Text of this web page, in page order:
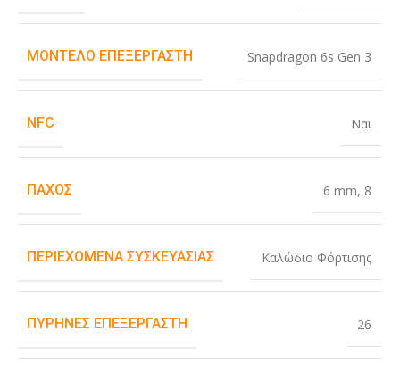
ΜΟΝΤΈΛΟ ΕΠΕΞΕΡΓΑΣΤΉ Snapdragon 6s Gen 3
NFC Ναι
ΠΆΧΟΣ 6 mm, 8
ΠΕΡΙΕΧΌΜΕΝΑ ΣΥΣΚΕΥΑΣΊΑΣ Καλώδιο Φόρτισης
ΠΥΡΉΝΕΣ ΕΠΕΞΕΡΓΑΣΤΉ 26